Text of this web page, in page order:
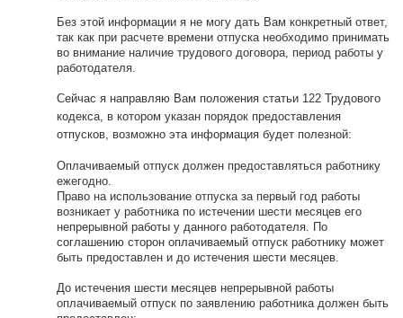
Без этой информации я не могу дать Вам конкретный ответ,
так как при расчете времени отпуска необходимо принимать
во внимание наличие трудового договора, период работы у
работодателя.
Сейчас я направляю Вам положения статьи 122 Трудового
кодекса, в котором указан порядок предоставления
отпусков, возможно эта информация будет полезной:
Оплачиваемый отпуск должен предоставляться работнику
ежегодно.
Право на использование отпуска за первый год работы
возникает у работника по истечении шести месяцев его
непрерывной работы у данного работодателя. По
соглашению сторон оплачиваемый отпуск работнику может
быть предоставлен и до истечения шести месяцев.
До истечения шести месяцев непрерывной работы
оплачиваемый отпуск по заявлению работника должен быть